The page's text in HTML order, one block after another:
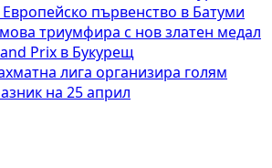
първенство в Батуми
триумфира с нов златен медал
Prix в Букурещ
лига организира голям
на 25 април